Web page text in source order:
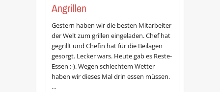
Angrillen
Gestern haben wir die besten Mitarbeiter
der Welt zum grillen eingeladen. Chef hat
gegrillt und Chefin hat für die Beilagen
gesorgt. Lecker wars. Heute gab es Reste-
Essen :-). Wegen schlechtem Wetter
haben wir dieses Mal drin essen müssen.
…